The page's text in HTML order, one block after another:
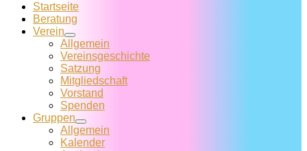
Startseite
Beratung
Verein
Allgemein
Vereins­geschichte
Satzung
Mitglied­schaft
Vorstand
Spenden
Gruppen
Allgemein
Kalender